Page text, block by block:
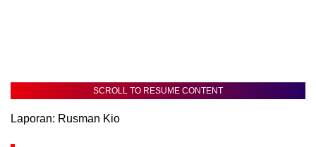
SCROLL TO RESUME CONTENT
Laporan: Rusman Kio